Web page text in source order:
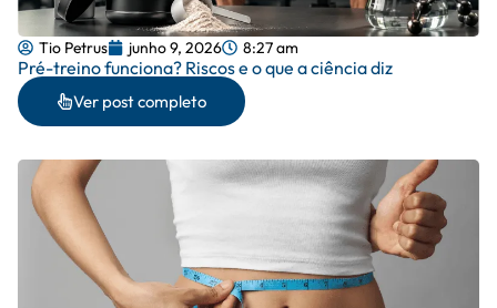
Tio Petrus junho 9, 2026 8:27 am
Pré-treino funciona? Riscos e o que a ciência diz
Ver post completo